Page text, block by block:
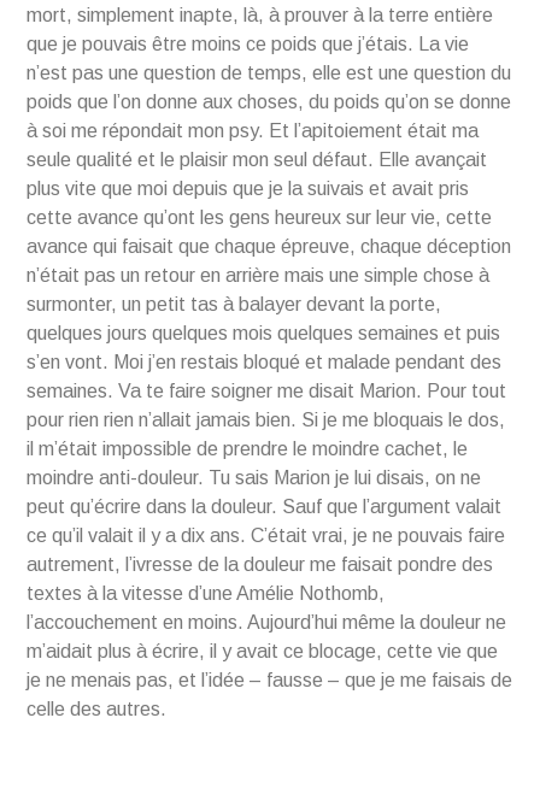
mort, simplement inapte, là, à prouver à la terre entière
que je pouvais être moins ce poids que j’étais. La vie
n’est pas une question de temps, elle est une question du
poids que l’on donne aux choses, du poids qu’on se donne
à soi me répondait mon psy. Et l’apitoiement était ma
seule qualité et le plaisir mon seul défaut. Elle avançait
plus vite que moi depuis que je la suivais et avait pris
cette avance qu’ont les gens heureux sur leur vie, cette
avance qui faisait que chaque épreuve, chaque déception
n’était pas un retour en arrière mais une simple chose à
surmonter, un petit tas à balayer devant la porte,
quelques jours quelques mois quelques semaines et puis
s’en vont. Moi j’en restais bloqué et malade pendant des
semaines. Va te faire soigner me disait Marion. Pour tout
pour rien rien n’allait jamais bien. Si je me bloquais le dos,
il m’était impossible de prendre le moindre cachet, le
moindre anti-douleur. Tu sais Marion je lui disais, on ne
peut qu’écrire dans la douleur. Sauf que l’argument valait
ce qu’il valait il y a dix ans. C’était vrai, je ne pouvais faire
autrement, l’ivresse de la douleur me faisait pondre des
textes à la vitesse d’une Amélie Nothomb,
l’accouchement en moins. Aujourd’hui même la douleur ne
m’aidait plus à écrire, il y avait ce blocage, cette vie que
je ne menais pas, et l’idée – fausse – que je me faisais de
celle des autres.